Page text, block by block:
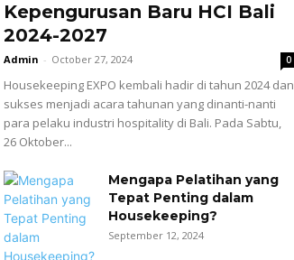
Kepengurusan Baru HCI Bali
2024-2027
Admin - October 27, 2024 0
Housekeeping EXPO kembali hadir di tahun 2024 dan
sukses menjadi acara tahunan yang dinanti-nanti
para pelaku industri hospitality di Bali. Pada Sabtu,
26 Oktober...
Mengapa Pelatihan yang
Tepat Penting dalam
Housekeeping?
September 12, 2024